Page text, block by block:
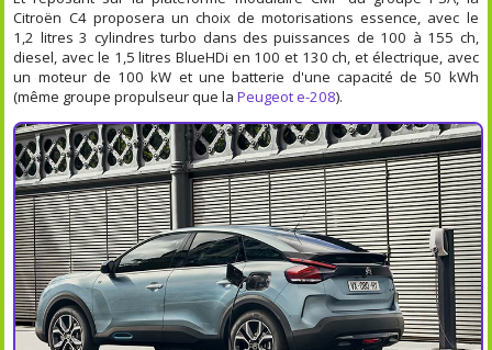
Citroën C4 proposera un choix de motorisations essence, avec le
1,2 litres 3 cylindres turbo dans des puissances de 100 à 155 ch,
diesel, avec le 1,5 litres BlueHDi en 100 et 130 ch, et électrique, avec
un moteur de 100 kW et une batterie d'une capacité de 50 kWh
(même groupe propulseur que laPeugeot e-208).